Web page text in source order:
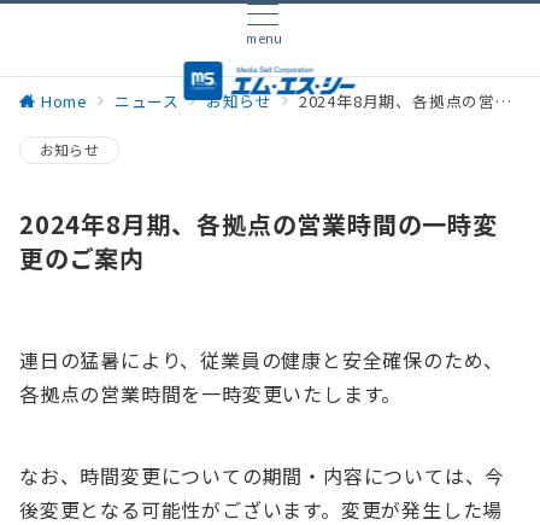
menu
Home ニュース お知らせ 2024年8月期、各拠点の営業時間の一時変更のご案内
お知らせ
2024年8月期、各拠点の営業時間の一時変
更のご案内
連日の猛暑により、従業員の健康と安全確保のため、
各拠点の営業時間を一時変更いたします。
なお、時間変更についての期間・内容については、今
後変更となる可能性がございます。変更が発生した場